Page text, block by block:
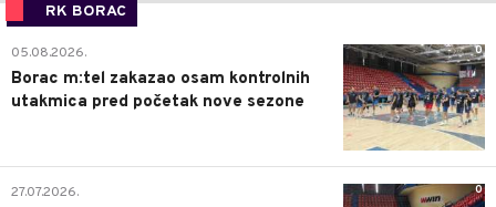
RK BORAC
0
05.08.2026.
Borac m:tel zakazao osam kontrolnih
utakmica pred početak nove sezone
0
27.07.2026.